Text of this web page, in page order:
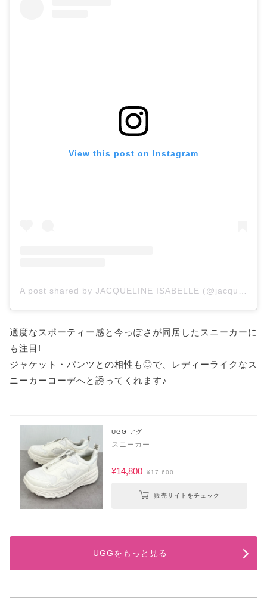
View this post on Instagram
適度なスポーティー感と今っぽさが同居したスニーカーに
も注目!
ジャケット・パンツとの相性も◎で、レディーライクなス
ニーカーコーデへと誘ってくれます♪
UGG アグ
スニーカー
¥14,800 ¥17,600
販売サイトをチェック
UGGをもっと見る